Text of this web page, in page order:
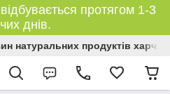
протягом 1-3
днів.
натуральних продуктів